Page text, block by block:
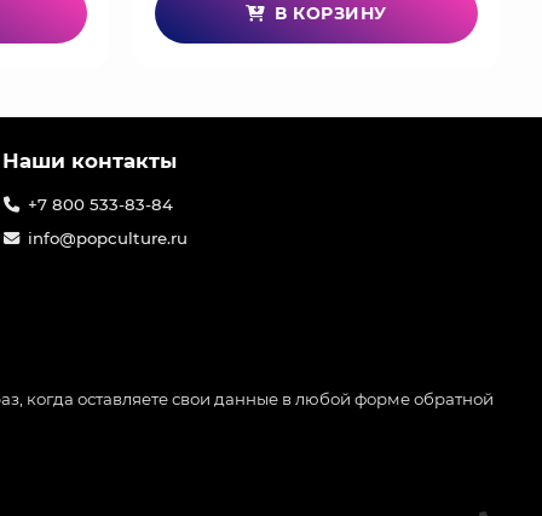
В КОРЗИНУ
Наши контакты
+7 800 533-83-84
info@popculture.ru
когда оставляете свои данные в любой форме обратной